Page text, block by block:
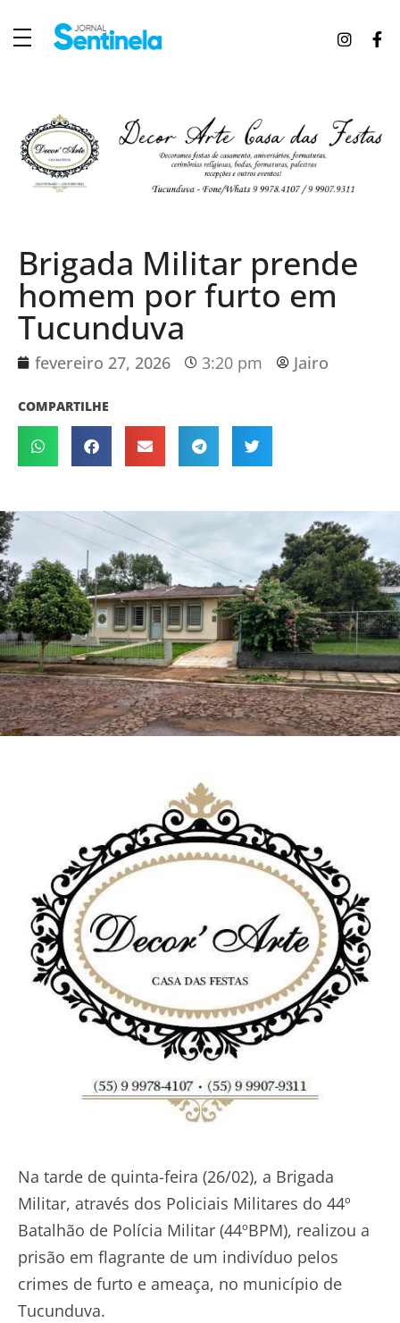
Brigada Militar prende
homem por furto em
Tucunduva
fevereiro 27, 2026 3:20 pm Jairo
COMPARTILHE
Na tarde de quinta-feira (26/02), a Brigada
Militar, através dos Policiais Militares do 44º
Batalhão de Polícia Militar (44ºBPM), realizou a
prisão em flagrante de um indivíduo pelos
crimes de furto e ameaça, no município de
Tucunduva.